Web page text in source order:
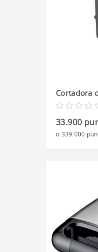
Cortadora
33.900
o 339.000